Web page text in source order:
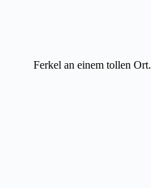
Ferkel an einem tollen Ort.